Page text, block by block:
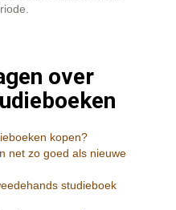
over
kopen?
net zo goed als nieuwe
studieboek